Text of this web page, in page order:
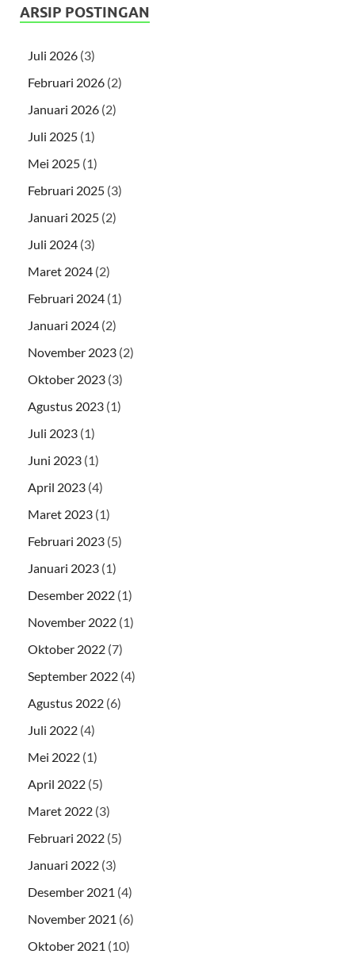
ARSIP POSTINGAN
Juli 2026 (3)
Februari 2026 (2)
Januari 2026 (2)
Juli 2025 (1)
Mei 2025 (1)
Februari 2025 (3)
Januari 2025 (2)
Juli 2024 (3)
Maret 2024 (2)
Februari 2024 (1)
Januari 2024 (2)
November 2023 (2)
Oktober 2023 (3)
Agustus 2023 (1)
Juli 2023 (1)
Juni 2023 (1)
April 2023 (4)
Maret 2023 (1)
Februari 2023 (5)
Januari 2023 (1)
Desember 2022 (1)
November 2022 (1)
Oktober 2022 (7)
September 2022 (4)
Agustus 2022 (6)
Juli 2022 (4)
Mei 2022 (1)
April 2022 (5)
Maret 2022 (3)
Februari 2022 (5)
Januari 2022 (3)
Desember 2021 (4)
November 2021 (6)
Oktober 2021 (10)